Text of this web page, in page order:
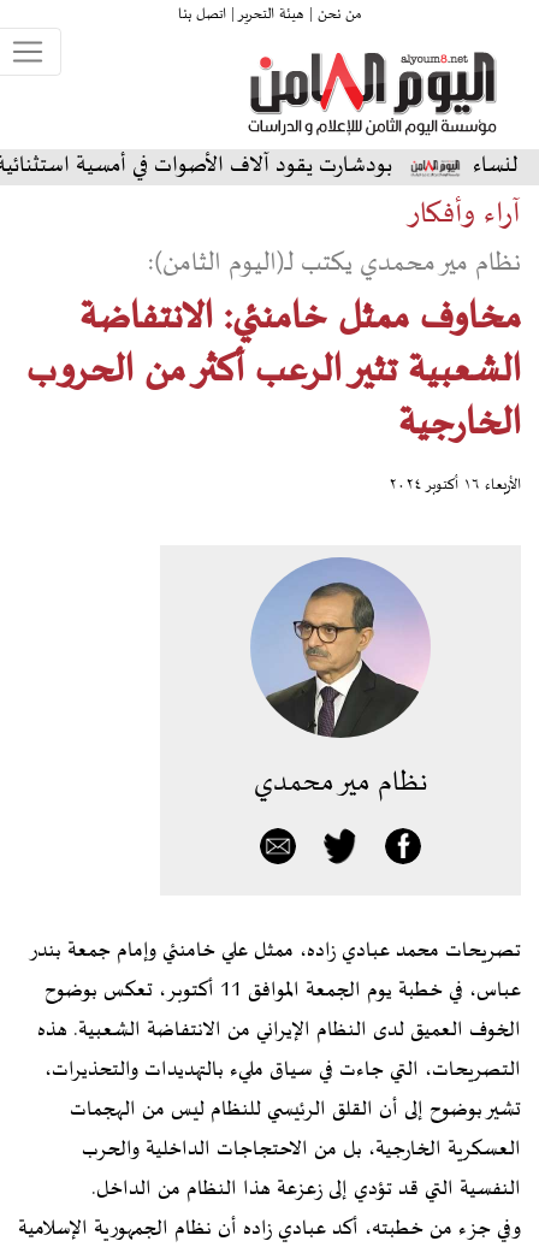
من نحن | هيئة التحرير |اتصل بنا
بودشارت يقود آلاف الأصوات في أمسية استثنائية على المسرح
آراء وأفكار
نظام مير محمدي يكتب لـ(اليوم الثامن):
مخاوف ممثل خامنئي: الانتفاضة
الشعبية تثير الرعب أكثر من الحروب
الخارجية
الأربعاء ١٦ أكتوبر ٢٠٢٤
نظام مير محمدي
تصريحات محمد عبادي زاده، ممثل علي خامنئي وإمام جمعة بندر
عباس، في خطبة يوم الجمعة الموافق 11 أكتوبر، تعكس بوضوح
الخوف العميق لدى النظام الإيراني من الانتفاضة الشعبية. هذه
التصريحات، التي جاءت في سياق مليء بالتهديدات والتحذيرات،
تشير بوضوح إلى أن القلق الرئيسي للنظام ليس من الهجمات
العسكرية الخارجية، بل من الاحتجاجات الداخلية والحرب
النفسية التي قد تؤدي إلى زعزعة هذا النظام من الداخل.
وفي جزء من خطبته، أكد عبادي زاده أن نظام الجمهورية الإسلامية